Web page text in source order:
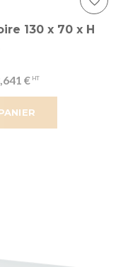
130 x 70 x H
€